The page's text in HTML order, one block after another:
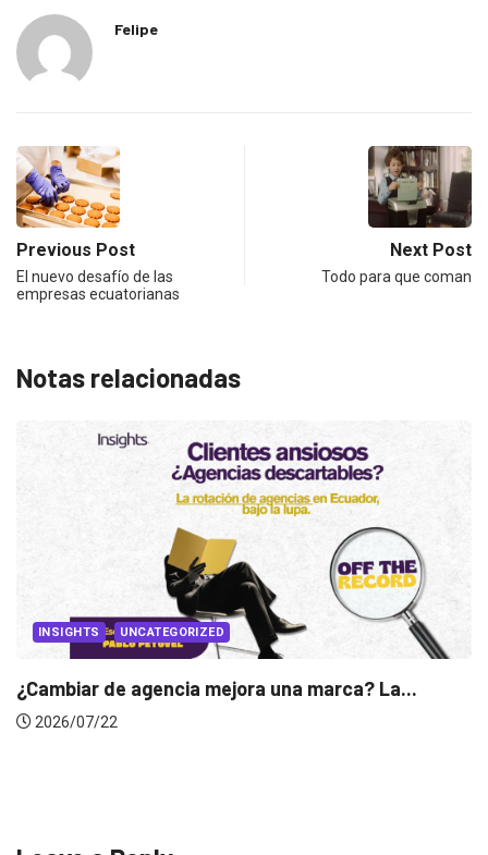
Felipe
Previous Post
El nuevo desafío de las
empresas ecuatorianas
Next Post
Todo para que coman
Notas relacionadas
La... INSIGHTS